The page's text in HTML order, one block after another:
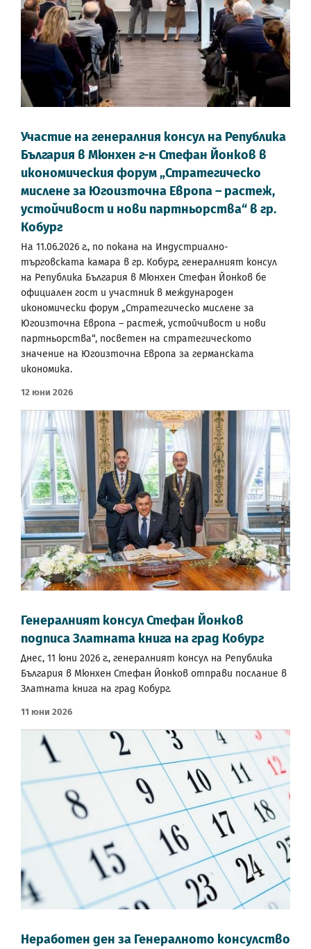
Участие на генералния консул на Република
България в Мюнхен г-н Стефан Йонков в
икономическия форум „Стратегическо
мислене за Югоизточна Европа – растеж,
устойчивост и нови партньорства“ в гр.
Кобург
На 11.06.2026 г., по покана на Индустриално-
търговската камара в гр. Кобург, генералният консул
на Република България в Мюнхен Стефан Йонков бе
официален гост и участник в международен
икономически форум „Стратегическо мислене за
Югоизточна Европа – растеж, устойчивост и нови
партньорства“, посветен на стратегическото
значение на Югоизточна Европа за германската
икономика.
12 Юни 2026
Генералният консул Стефан Йонков
подписа Златната книга на град Кобург
Днес, 11 юни 2026 г., генералният консул на Република
България в Мюнхен Стефан Йонков отправи послание в
Златната книга на град Кобург.
11 Юни 2026
Неработен ден за Генералното консулство